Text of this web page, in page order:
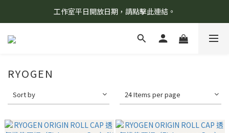
8/7 當天暫停開放工作室。請見諒！
工作室平日開放日期，請點擊此連結。
柯氏野生活推薦商品預購連結，請點此進入！
RYOGEN
Sort by 24 Items per page